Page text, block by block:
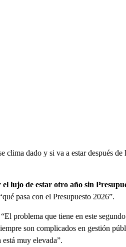
clima dado y si va a estar después de
lujo de estar otro año sin
pasa con el Presupuesto 2026”.
problema que tiene en este
son complicados en gestión
muy elevada”.